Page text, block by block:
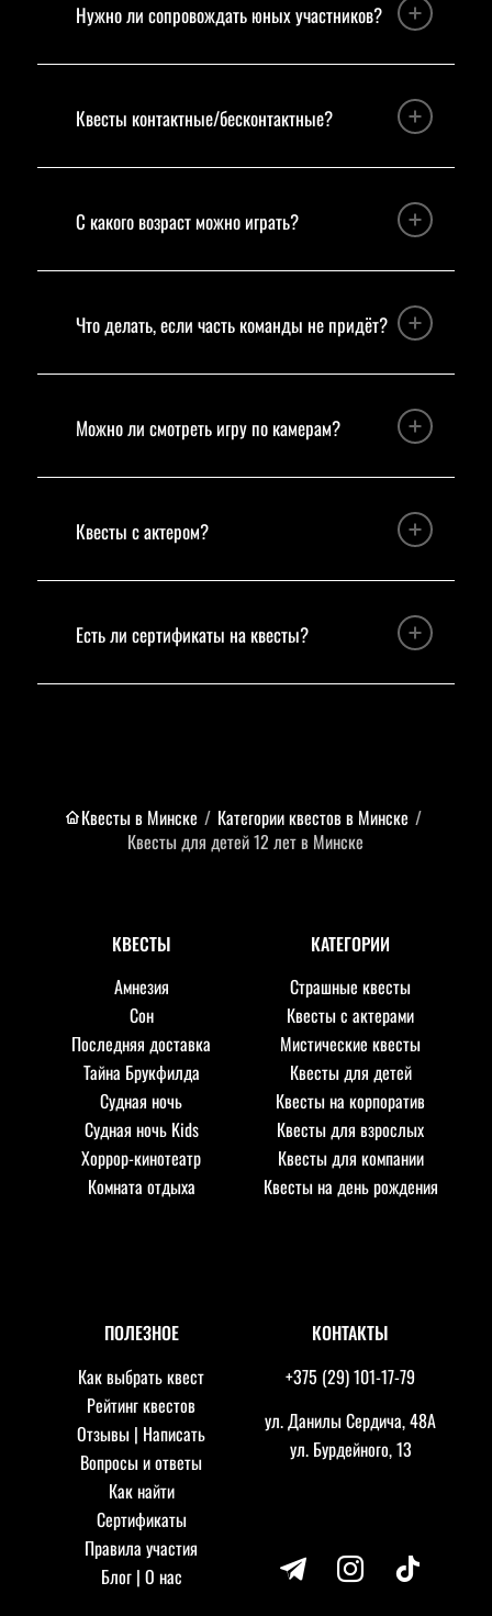
Нужно ли сопровождать юных участников?
Квесты контактные/бесконтактные?
С какого возраст можно играть?
Что делать, если часть команды не придёт?
Можно ли смотреть игру по камерам?
Квесты с актером?
Есть ли сертификаты на квесты?
Квесты в Минске / Категории квестов в Минске /
Квесты для детей 12 лет в Минске
КВЕСТЫ
Амнезия
Сон
Последняя доставка
Тайна Брукфилда
Судная ночь
Судная ночь Kids
Хоррор-кинотеатр
Комната отдыха
КАТЕГОРИИ
Страшные квесты
Квесты с актерами
Мистические квесты
Квесты для детей
Квесты на корпоратив
Квесты для взрослых
Квесты для компании
Квесты на день рождения
ПОЛЕЗНОЕ
Как выбрать квест
Рейтинг квестов
Отзывы | Написать
Вопросы и ответы
Как найти
Сертификаты
Правила участия
Блог| О нас
КОНТАКТЫ
+375 (29) 101-17-79
ул. Данилы Сердича, 48А
ул. Бурдейного, 13
telegram instagram tiktok